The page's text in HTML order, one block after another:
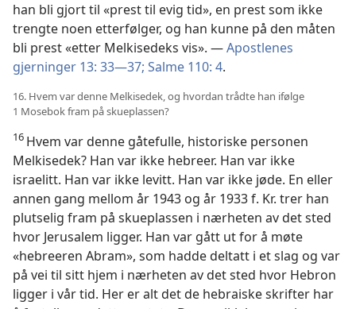
han bli gjort til «prest til evig tid», en prest som ikke
trengte noen etterfølger, og han kunne på den måten
bli prest «etter Melkisedeks vis». —Apostlenes
gjerninger 13: 33—37; Salme 110: 4.
16. Hvem var denne Melkisedek, og hvordan trådte han ifølge
1 Mosebok fram på skueplassen?
16 Hvem var denne gåtefulle, historiske personen
Melkisedek? Han var ikke hebreer. Han var ikke
israelitt. Han var ikke levitt. Han var ikke jøde. En eller
annen gang mellom år 1943 og år 1933 f. Kr. trer han
plutselig fram på skueplassen i nærheten av det sted
hvor Jerusalem ligger. Han var gått ut for å møte
«hebreeren Abram», som hadde deltatt i et slag og var
på vei til sitt hjem i nærheten av det sted hvor Hebron
ligger i vår tid. Her er alt det de hebraiske skrifter har